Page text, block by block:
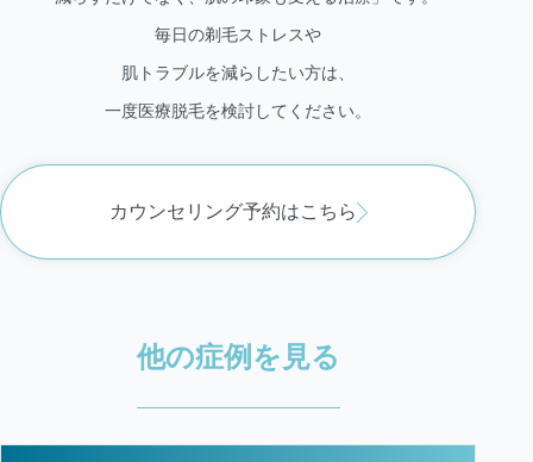
毎日の剃毛ストレスや
肌トラブルを減らしたい方は、
一度医療脱毛を検討してください。
カウンセリング予約はこちら
他の症例を見る